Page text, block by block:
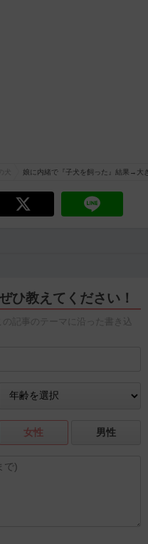
娘に内緒で『子犬を飼った』結果→大
ひ教えてください！
記事のテーマに沿った書き込
女性 男性